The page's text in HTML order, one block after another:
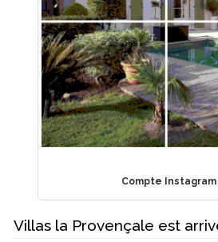
Compte
Villas la Provençale est